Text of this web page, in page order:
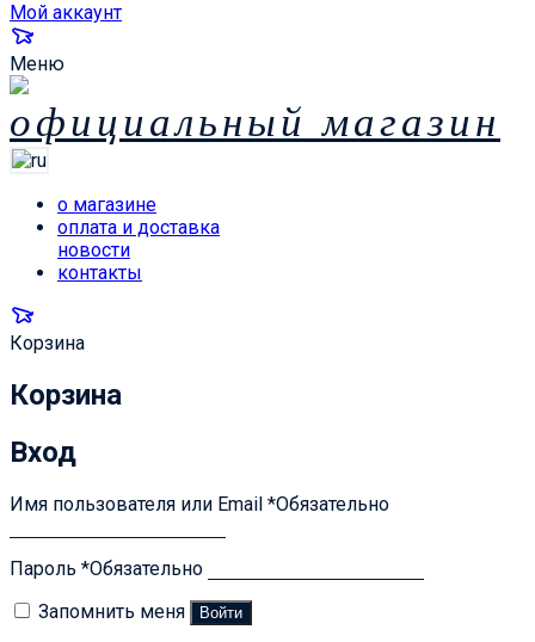
Мой аккаунт
Меню
официальный магазин
о магазине
оплата и доставка
новости
контакты
Корзина
Корзина
Вход
Имя пользователя или Email *Обязательно
Пароль *Обязательно
Запомнить меня
Войти